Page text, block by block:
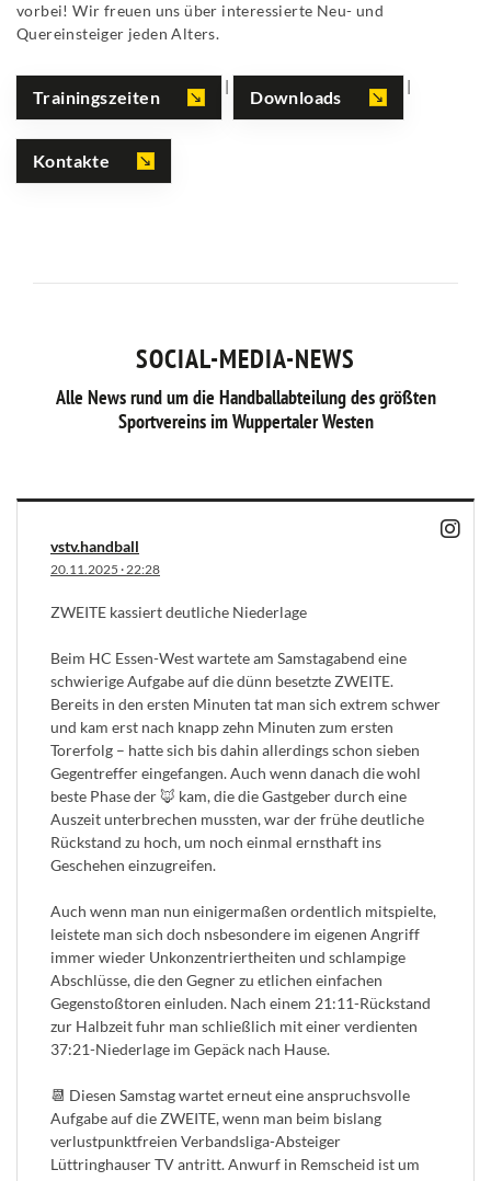
vorbei! Wir freuen uns über interessierte Neu- und
Quereinsteiger jeden Alters.
Trainingszeiten
|
Downloads
|
Kontakte
SOCIAL-MEDIA-NEWS
Alle News rund um die Handballabteilung des größten
Sportvereins im Wuppertaler Westen
vstv.handball
20.11.2025 ·22:28
ZWEITE kassiert deutliche Niederlage
Beim HC Essen-West wartete am Samstagabend eine
schwierige Aufgabe auf die dünn besetzte ZWEITE.
Bereits in den ersten Minuten tat man sich extrem schwer
und kam erst nach knapp zehn Minuten zum ersten
Torerfolg – hatte sich bis dahin allerdings schon sieben
Gegentreffer eingefangen. Auch wenn danach die wohl
beste Phase der 🦊 kam, die die Gastgeber durch eine
Auszeit unterbrechen mussten, war der frühe deutliche
Rückstand zu hoch, um noch einmal ernsthaft ins
Geschehen einzugreifen.
Auch wenn man nun einigermaßen ordentlich mitspielte,
leistete man sich doch nsbesondere im eigenen Angriff
immer wieder Unkonzentriertheiten und schlampige
Abschlüsse, die den Gegner zu etlichen einfachen
Gegenstoßtoren einluden. Nach einem 21:11-Rückstand
zur Halbzeit fuhr man schließlich mit einer verdienten
37:21-Niederlage im Gepäck nach Hause.
📆 Diesen Samstag wartet erneut eine anspruchsvolle
Aufgabe auf die ZWEITE, wenn man beim bislang
verlustpunktfreien Verbandsliga-Absteiger
Lüttringhauser TV antritt. Anwurf in Remscheid ist um